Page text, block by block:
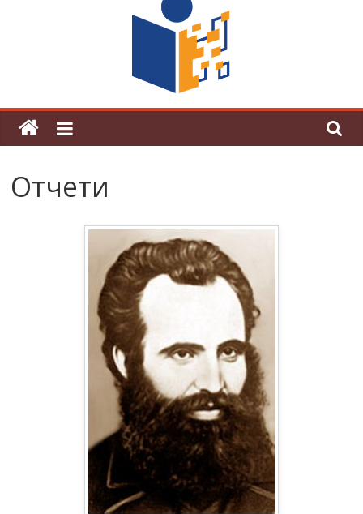
поредна награда от конкурс на
център за развитие на човешките
ресурси (ЦРЧР)
Отчети